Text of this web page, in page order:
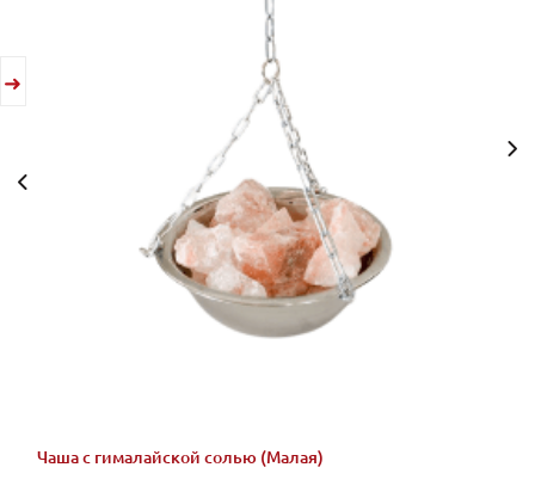
Чаша с гималайской солью (Малая)